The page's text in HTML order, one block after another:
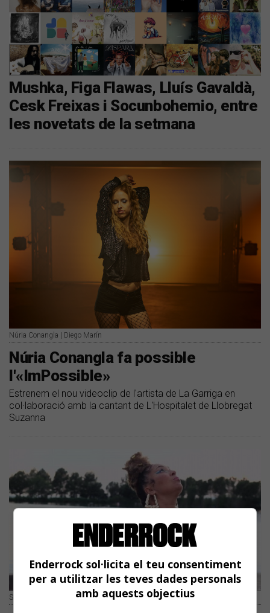
Mushka, Figa Flawas, Lluís Gavaldà,
Cesk Freixas i Socunbohemio, entre
les novetats de la setmana
Núria Conangla | Diego Marín
Núria Conangla fa possible
l'«ImPossible»
Estrenem el nou videoclip de l'artista de La Garriga en
col·laboració amb la cantant de L'Hospitalet de Llobregat
Suzanna
Suzanna | Arxiu
Enderrock sol·licita el teu consentiment
per a utilitzar les teves dades personals
amb aquests objectius